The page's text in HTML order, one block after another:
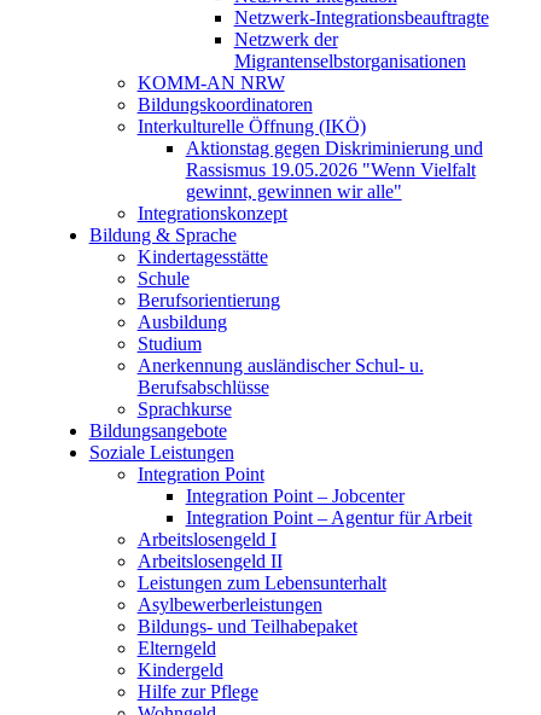
Netzwerk-Integrationsbeauftragte
Netzwerk der
Migrantenselbstorganisationen
KOMM-AN NRW
Bildungskoordinatoren
Interkulturelle Öffnung (IKÖ)
Aktionstag gegen Diskriminierung und
Rassismus 19.05.2026 "Wenn Vielfalt
gewinnt, gewinnen wir alle"
Integrationskonzept
Bildung & Sprache
Kindertagesstätte
Schule
Berufsorientierung
Ausbildung
Studium
Anerkennung ausländischer Schul- u.
Berufsabschlüsse
Sprachkurse
Bildungsangebote
Soziale Leistungen
Integration Point
Integration Point – Jobcenter
Integration Point – Agentur für Arbeit
Arbeitslosengeld I
Arbeitslosengeld II
Leistungen zum Lebensunterhalt
Asylbewerberleistungen
Bildungs- und Teilhabepaket
Elterngeld
Kindergeld
Hilfe zur Pflege